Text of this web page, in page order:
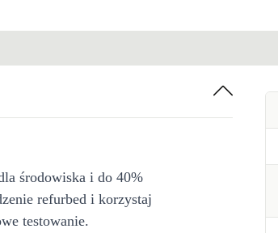
środowiska i do 40%
refurbed i korzystaj
testowanie.